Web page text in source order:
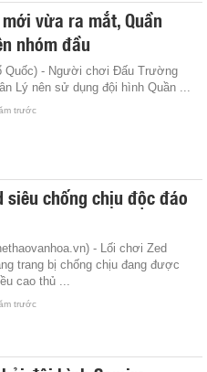
vừa ra mắt, Quần
nhóm đầu
Quốc) - Người chơi Đấu Trường
Lý nên sử dụng đội hình Quần ...
trước
siêu chống chịu độc đáo
- Lối chơi Zed
trang bị chống chịu đang được
cao thủ ...
trước